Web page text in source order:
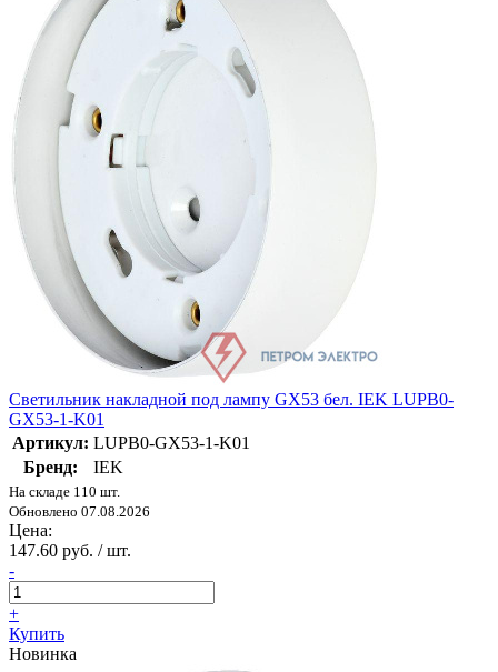
Светильник накладной под лампу GX53 бел. IEK LUPB0-
GX53-1-K01
Артикул: LUPB0-GX53-1-K01
Бренд:
IEK
На складе 110 шт.
Обновлено 07.08.2026
Цена:
147.60 руб. / шт.
-
+
Купить
Новинка